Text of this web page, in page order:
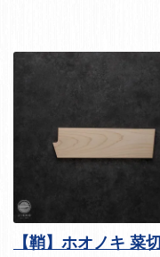
【鞘】ホオノキ 菜切